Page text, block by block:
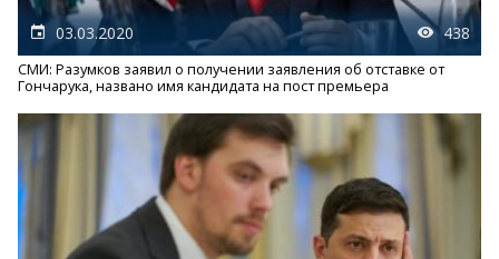
03.03.2020 438
СМИ: Разумков заявил о получении заявления об отставке от
Гончарука, названо имя кандидата на пост премьера